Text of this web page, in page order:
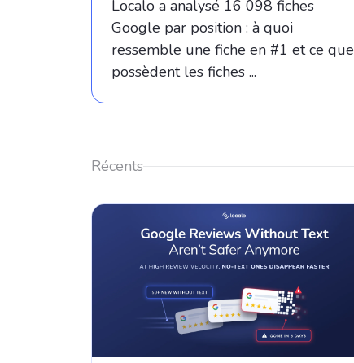
Localo a analysé 16 098 fiches
Google par position : à quoi
ressemble une fiche en #1 et ce que
possèdent les fiches ...
Récents